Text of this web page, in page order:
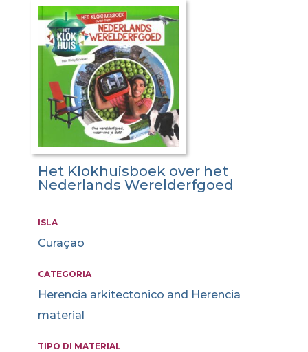
Het Klokhuisboek over het
Nederlands Werelderfgoed
ISLA
Curaçao
CATEGORIA
Herencia arkitectonico and Herencia
material
TIPO DI MATERIAL